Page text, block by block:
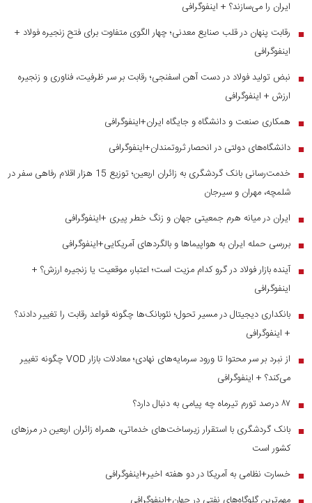
ایران را می‌سازند؟ + اینفوگرافی
■
رقابت پنهان در قلب صنایع معدنی؛ چهار الگوی متفاوت برای فتح زنجیره فولاد +
اینفوگرافی
■
نبض تولید فولاد در دست آهن اسفنجی؛ رقابت بر سر ظرفیت، فناوری و زنجیره
ارزش + اینفوگرافی
■ همکاری صنعت و دانشگاه و جایگاه ایران+اینفوگرافی
■ دانشگاه‌های دولتی در انحصار ثروتمندان+اینفوگرافی
■
خدمت‌رسانی بانک گردشگری به زائران اربعین؛ توزیع 15 هزار اقلام رفاهی سفر در
شلمچه، مهران و سیرجان
■ ایران در میانه هرم جمعیتی جهان و زنگ خطر پیری +اینفوگرافی
■ بررسی حمله ایران به هواپیماها و بالگردهای آمریکایی+اینفوگرافی
■ آینده بازار فولاد در گرو کدام مزیت است؛ اعتبار، موقعیت یا زنجیره ارزش؟ +
اینفوگرافی
■ بانکداری دیجیتال در مسیر تحول؛ نئوبانک‌ها چگونه قواعد رقابت را تغییر دادند؟
+ اینفوگرافی
■
از نبرد بر سر محتوا تا ورود سرمایه‌های نهادی؛ معادلات بازار VOD چگونه تغییر
می‌کند؟ + اینفوگرافی
■ ۸۷ درصد تورم تیرماه چه پیامی به دنبال دارد؟
■ بانک گردشگری با استقرار زیرساخت‌های خدماتی، همراه زائران اربعین در مرز‌های
کشور است
■ خسارت نظامی به آمریکا در دو هفته اخیر+اینفوگرافی